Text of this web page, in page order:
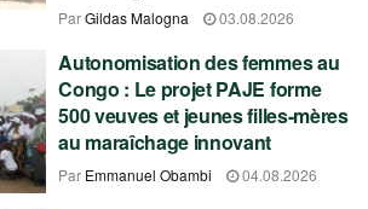
ParGildas Malogna 03.08.2026
Autonomisation des femmes au
Congo : Le projet PAJE forme
500 veuves et jeunes filles-mères
au maraîchage innovant
Par Emmanuel Obambi 04.08.2026